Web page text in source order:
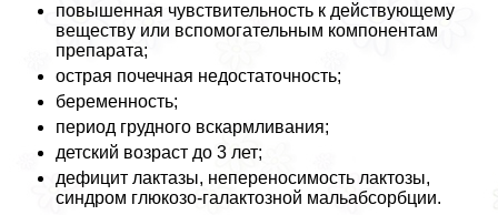
повышенная чувствительность к действующему
веществу или вспомогательным компонентам
препарата;
острая почечная недостаточность;
беременность;
период грудного вскармливания;
детский возраст до 3 лет;
дефицит лактазы, непереносимость лактозы,
синдром глюкозо-галактозной мальабсорбции.